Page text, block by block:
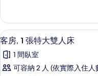
雙
人
床
的
所
1
張
加
雙
人
顯
示
客
6
客房, 1 張特大雙人床
1 間臥室
可容納 2 人 (依實際入住人